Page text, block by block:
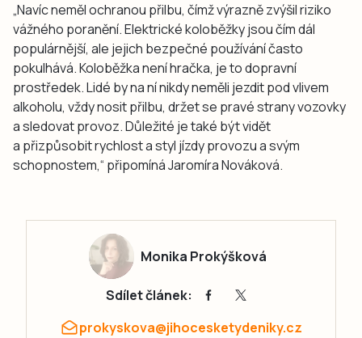
„Navíc neměl ochranou přilbu, čímž výrazně zvýšil riziko
vážného poranění. Elektrické koloběžky jsou čím dál
populárnější, ale jejich bezpečné používání často
pokulhává. Koloběžka není hračka, je to dopravní
prostředek. Lidé by na ní nikdy neměli jezdit pod vlivem
alkoholu, vždy nosit přilbu, držet se pravé strany vozovky
a sledovat provoz. Důležité je také být vidět
a přizpůsobit rychlost a styl jízdy provozu a svým
schopnostem,“ připomíná Jaromíra Nováková.
Monika Prokýšková
Sdílet článek:
prokyskova@jihocesketydeniky.cz